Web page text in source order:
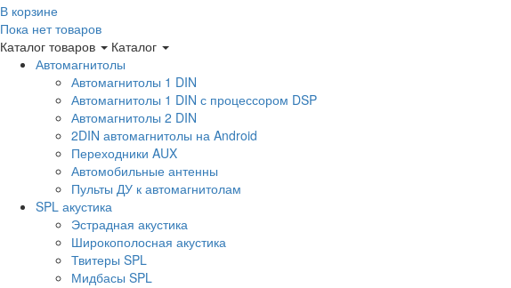
В корзине
Пока нет товаров
Каталог товаров
Каталог
Автомагнитолы
Автомагнитолы 1 DIN
Автомагнитолы 1 DIN с процессором DSP
Автомагнитолы 2 DIN
2DIN автомагнитолы на Android
Переходники AUX
Автомобильные антенны
Пульты ДУ к автомагнитолам
SPL акустика
Эстрадная акустика
Широкополосная акустика
Твитеры SPL
Мидбасы SPL